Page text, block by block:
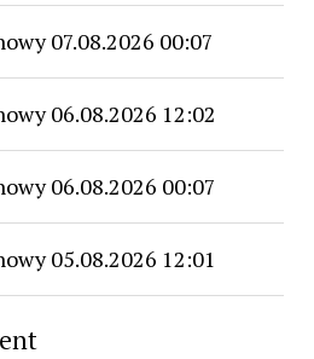
07.08.2026 00:07
06.08.2026 12:02
06.08.2026 00:07
05.08.2026 12:01